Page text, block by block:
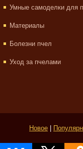
Умные самоделки для
Материалы
Болезни пчел
Уход за пчелами
Новое